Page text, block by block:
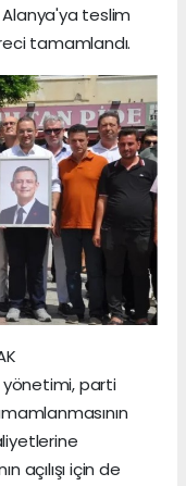
Alanya'ya teslim
tamamlandı.
yönetimi, parti
açılışı için de